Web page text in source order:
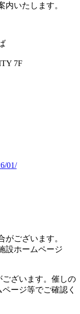
いたします。
7F
01/
ございます。
設ホームページ
ざいます。催しの
ージ等でご確認く